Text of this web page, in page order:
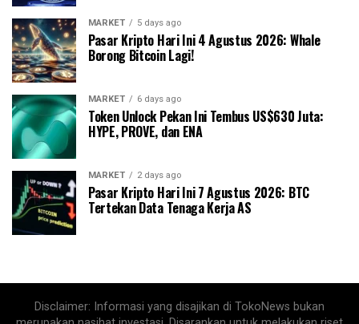
MARKET 5 days ago
Pasar Kripto Hari Ini 4 Agustus 2026: Whale
Borong Bitcoin Lagi!
MARKET 6 days ago
Token Unlock Pekan Ini Tembus US$630 Juta:
HYPE, PROVE, dan ENA
MARKET 2 days ago
Pasar Kripto Hari Ini 7 Agustus 2026: BTC
Tertekan Data Tenaga Kerja AS
Disclaimer: Informasi yang disajikan di TokoNews bukan